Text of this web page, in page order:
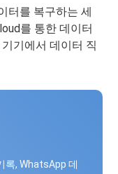
터를 복구하는 세
를 통한 데이터
기에서 데이터 직
록, WhatsApp 데